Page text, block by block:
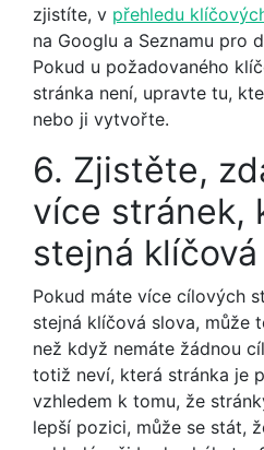
zjistíte, v přehledu
na Googlu a Seznamu pro
Pokud u požadovaného
stránka není, upravte tu,
nebo ji vytvořte.
6. Zjistěte,
více stránek,
stejná
Pokud máte více cílových
stejná klíčová slova, může
než když nemáte žádnou
totiž neví, která stránka je
vzhledem k tomu, že
lepší pozici, může se stát,